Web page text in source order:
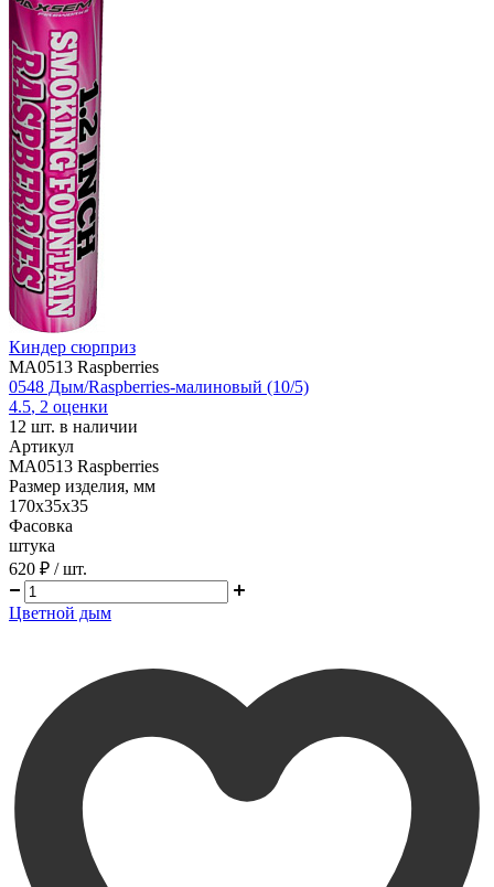
Киндер сюрприз
MA0513 Raspberries
0548 Дым/Raspberries-малиновый (10/5)
4.5, 2 оценки
12 шт. в наличии
Артикул
MA0513 Raspberries
Размер изделия, мм
170х35х35
Фасовка
штука
620 ₽ / шт.
Цветной дым